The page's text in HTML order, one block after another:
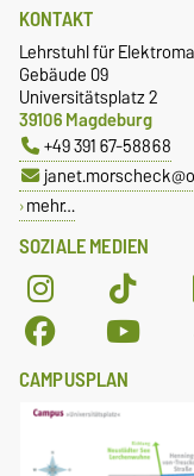
SOZIALE MEDIEN
KONTAKT
Lehrstuhl für
Gebäude 09
Universitätsplatz 2
39106 Magdeburg
+49 391 67-58868
mehr…
CAMPUSPLAN